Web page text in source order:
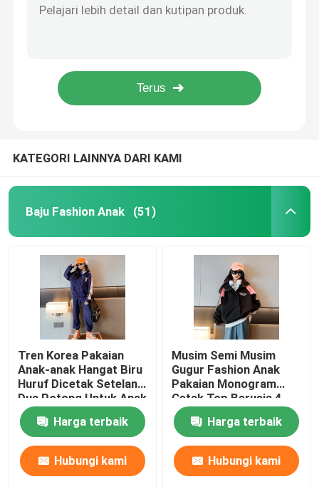
Celana Anak
Sweater Kardigan Anak
Pakaian Pelindung Matahari Anak-Anak
Pakaian Musim Semi Anak-anak
Pakaian Musim Panas Anak-anak
Pakaian Musim Dingin Anak
KATEGORI LAINNYA DARI KAMI
Baju Fashion Anak (51)
Tren Korea Pakaian
Anak-anak Hangat Biru
Huruf Dicetak Setelan
Dua Potong Untuk Anak
Perempuan
Harga terbaik
Hubungi kami
Musim Semi Musim
Gugur Fashion Anak
Pakaian Monogram
Cetak Top Berusia 4-
16 Gadis Hitam Mantel
Harga terbaik
Hubungi kami